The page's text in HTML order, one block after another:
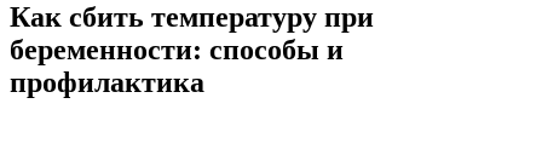
Как сбить температуру при
беременности: способы и
профилактика